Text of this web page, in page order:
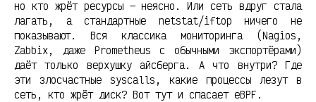
но кто жрёт ресурсы — неясно. Или сеть вдруг стала
лагать, а стандартные netstat/iftop ничего не
показывают. Вся классика мониторинга (Nagios,
Zabbix, даже Prometheus с обычными экспортёрами)
даёт только верхушку айсберга. А что внутри? Где
эти злосчастные syscalls, какие процессы лезут в
сеть, кто жрёт диск? Вот тут и спасает eBPF.